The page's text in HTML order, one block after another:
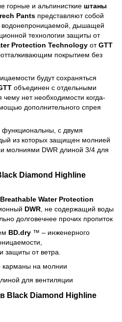
горные и альпинисткие штаны
Pants представляют собой
дышащей
технологии защиты от
Protection Technology отGTT
покрытием без
будут сохраняться
объединен с отдельными
чему нет необходимости когда-
дополнительного спрея
функциональны, с двумя
из которых защищен молнией
молниями DWR длиной 3/4 для
Diamond Highline
Water Protection
DWR , не содержащий воды
долговечнее прочих пропиток
BD.dry ™ – инженерного
защиты от ветра.
карманы на молнии
для вентиляции
Black Diamond Highline